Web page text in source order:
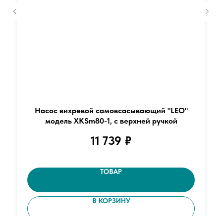
Насос вихревой самовсасывающий "LEO"
модель XKSm80-1, с верхней ручкой
11 739 ₽
ТОВАР
В КОРЗИНУ